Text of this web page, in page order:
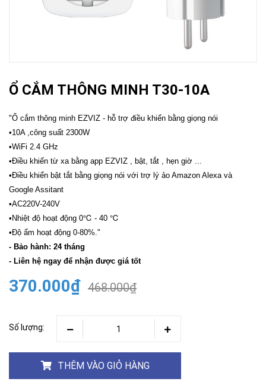
Ổ CẮM THÔNG MINH T30-10A
"Ổ cắm thông minh EZVIZ - hỗ trợ điều khiển bằng giọng nói
•10A ,công suất 2300W
•WiFi 2.4 GHz
•Điều khiển từ xa bằng app EZVIZ , bật, tắt , hẹn giờ ...
•Điều khiển bật tắt bằng giọng nói với trợ lý ảo Amazon Alexa và
Google Assitant
•AC220V-240V
•Nhiệt độ hoạt động 0℃ - 40 ℃
•Độ ẩm hoạt động 0-80%."
- Bảo hành: 24 tháng
- Liên hệ ngay để nhận được giá tốt
370.000₫ 468.000₫
Số lượng:
THÊM VÀO GIỎ HÀNG